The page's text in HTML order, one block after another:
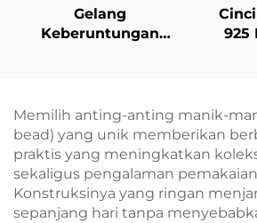
Gelang
Keberuntungan
Tangan Anda
925
Memilih anting-anting manik-
bead) yang unik memberikan
praktis yang meningkatkan
sekaligus pengalaman
Konstruksinya yang ringan
sepanjang hari tanpa